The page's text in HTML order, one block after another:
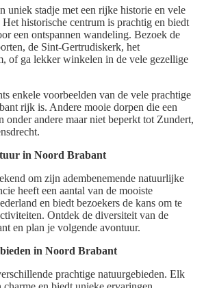
uniek stadje met een rijke historie en vele
historische centrum is prachtig en biedt
een ontspannen wandeling. Bezoek de
de Sint-Gertrudiskerk, het
of ga lekker winkelen in de vele gezellige
enkele voorbeelden van de vele prachtige
rijk is. Andere mooie dorpen die een
onder andere maar niet beperkt tot Zundert,
in Noord Brabant
om zijn adembenemende natuurlijke
heeft een aantal van de mooiste
en biedt bezoekers de kans om te
Ontdek de diversiteit van de
en plan je volgende avontuur.
in Noord Brabant
prachtige natuurgebieden. Elk